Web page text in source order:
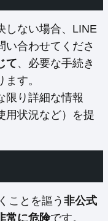
しない場合、LINE
い合わせてくださ
て、必要な手続き
す。
限り詳細な情報
用状況など）を提
ことを謳う 非公式
常に危険です。